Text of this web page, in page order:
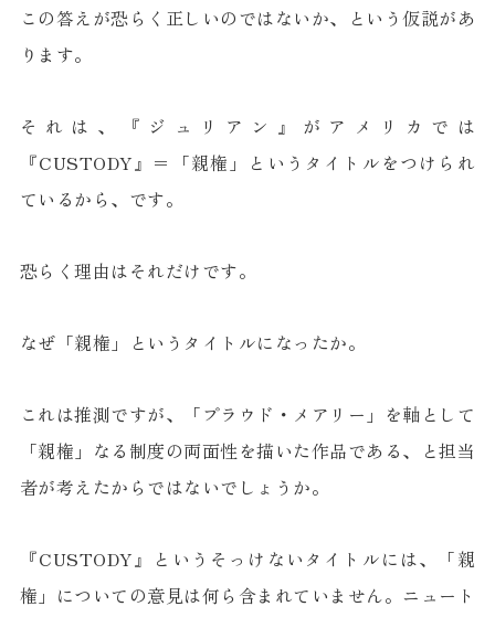
この答えが恐らく正しいのではないか、という仮説があ
ります。
それは、『ジュリアン』がアメリカでは
『CUSTODY』＝「親権」というタイトルをつけられ
ているから、です。
恐らく理由はそれだけです。
なぜ「親権」というタイトルになったか。
これは推測ですが、「プラウド・メアリー」を軸として
「親権」なる制度の両面性を描いた作品である、と担当
者が考えたからではないでしょうか。
『CUSTODY』というそっけないタイトルには、「親
権」についての意見は何ら含まれていません。ニュート